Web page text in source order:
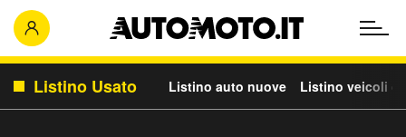
Listino Usato Listino auto nuove Listino veicoli